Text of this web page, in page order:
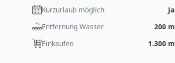
Kurzurlaub möglich
Ja
Entfernung Wasser
200 m
Einkaufen
1.300 m